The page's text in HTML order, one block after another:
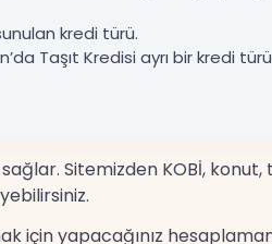
kredi türü.
Taşıt Kredisi ayrı bir kredi
Sitemizden KOBİ, konut,
için yapacağınız